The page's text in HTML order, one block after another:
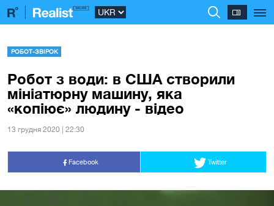
РОБОТ-ЗВІРОК
Робот з води: в США створили
мініатюрну машину, яка
«копіює» людину - відео
13 грудня 2020 | 22:30
Facebook Twitter